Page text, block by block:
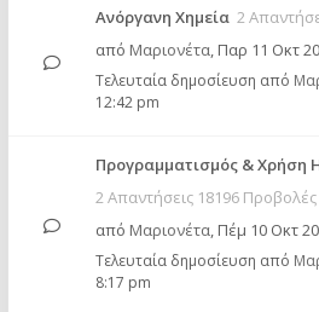
Ανόργανη Χημεία 2
από Μαριονέτα, Παρ 11 Οκτ
Τελευταία δημοσίευση από
12:42 pm
Προγραμματισμός & Χρήση
2 Απαντήσεις 18196 Προβολές
από Μαριονέτα, Πέμ 10 Οκτ
Τελευταία δημοσίευση από
8:17 pm